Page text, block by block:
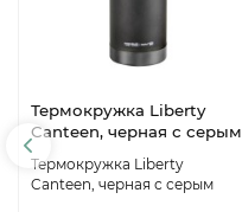
Термокружка Liberty
Canteen, черная с серым
Термокружка Liberty
Canteen, черная с серым